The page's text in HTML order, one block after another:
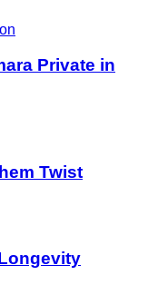
Private in
Twist